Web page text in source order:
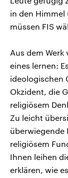
in den Himmel
müssen FIS
Aus dem
eines lernen:
ideologischen
Okzident, die
religiösem
Zu leicht
überwiegende
religiösem
Ihnen leihen
erklären, wie